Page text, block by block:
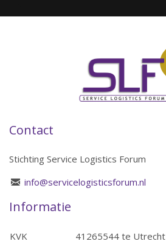
Contact
Stichting Service Logistics Forum
info@servicelogisticsforum.nl
Informatie
KVK
41265544 te Utrecht